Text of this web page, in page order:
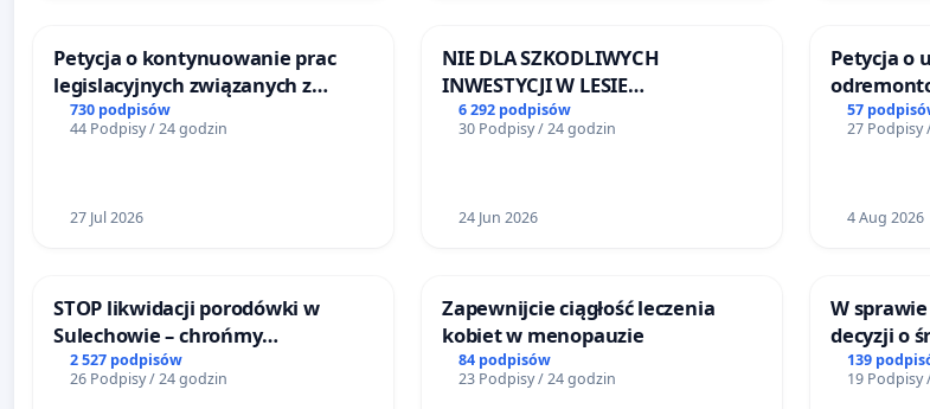
Petycja o kontynuowanie prac
legislacyjnych związanych z
reformą prawa rodzinnego
730 podpisów
44 Podpisy / 24 godzin
27 Jul 2026
NIE DLA SZKODLIWYCH
INWESTYCJI W LESIE
ŁAGIEWNICKIM I ARTURÓWKU
6 292 podpisów
30 Podpisy / 24 godzin
24 Jun 2026
Petycja o
57
27 Podpisy
4 Aug 2026
STOP likwidacji porodówki w
Sulechowie – chrońmy
bezpieczeństwo matek i
noworodków
2 527 podpisów
26 Podpisy / 24 godzin
Zapewnijcie ciągłość leczenia
kobiet w menopauzie
84 podpisów
23 Podpisy / 24 godzin
W
decyzji o
zakładu
139
19 Podpisy